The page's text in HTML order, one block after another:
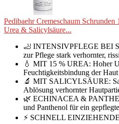
Pedibaehr Cremeschaum
Urea & Salicylsäure...
🦶 INTENSIVPFLEGE BEI
zur Pflege stark verhornter,
💧 MIT 15 % UREA: Hoher
Feuchtigkeitsbindung der
🔬 MIT SALICYLSÄURE:
Ablösung verhornter
🌿 ECHINACEA &
und Panthenol für ein
⚡ SCHNELL